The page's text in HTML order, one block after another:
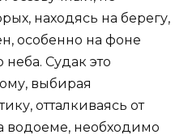
находясь на берегу,
особенно на фоне
неба. Судак это
выбирая
отталкиваясь от
водоеме, необходимо